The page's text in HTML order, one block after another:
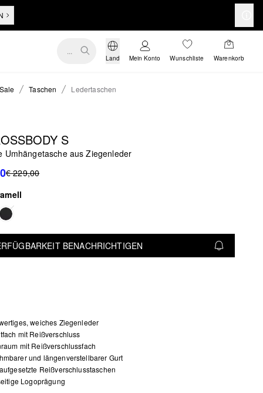
...
Land Mein Konto Wunschliste Warenkorb
Sale Taschen Ledertaschen
S
Umhängetasche aus Ziegenleder
€ 229,00
BENACHRICHTIGEN
weiches Ziegenleder
mit Reißverschluss
mit Reißverschlussfach
und längenverstellbarer Gurt
Reißverschlusstaschen
Logoprägung